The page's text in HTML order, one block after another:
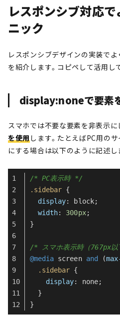
レスポンシブ対応
ニック
レスポンシブデザインの実装で
を紹介します。コピペして活用し
display:noneで要素
スマホでは不要な要素を非表示に
を使用します。たとえばPC用の
にする場合は以下のように記述し
/* PC表示時 */
.sidebar {
display: block;
width: 300px;
}
/* スマホ表示時（767px
@media screen and (
.sidebar {
display: none;
  }
}